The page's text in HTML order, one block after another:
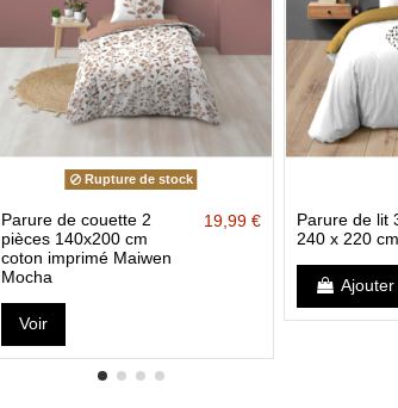
Rupture de stock
Parure de couette 2
pièces 140x200 cm
coton imprimé Maiwen
Mocha
19,99 €
Voir
Parure de lit
240 x 220